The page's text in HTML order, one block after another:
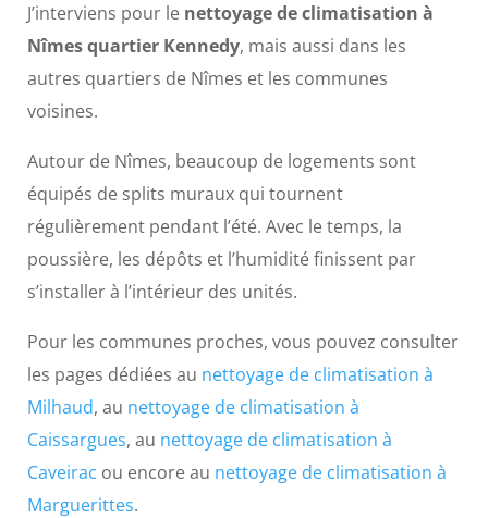
J’interviens pour le nettoyage de climatisation à
Nîmes quartier Kennedy, mais aussi dans les
autres quartiers de Nîmes et les communes
voisines.
Autour de Nîmes, beaucoup de logements sont
équipés de splits muraux qui tournent
régulièrement pendant l’été. Avec le temps, la
poussière, les dépôts et l’humidité finissent par
s’installer à l’intérieur des unités.
Pour les communes proches, vous pouvez consulter
les pages dédiées au nettoyage de climatisation à
Milhaud, au nettoyage de climatisation à
Caissargues, au nettoyage de climatisation à
Caveirac ou encore au nettoyage de climatisation à
Marguerittes.